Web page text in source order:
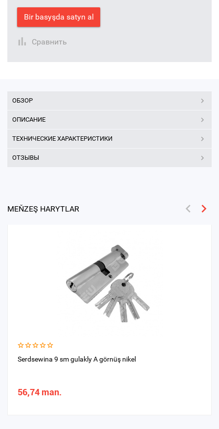
Bir basyşda satyn al
Сравнить
ОБЗОР
ОПИСАНИЕ
ТЕХНИЧЕСКИЕ ХАРАКТЕРИСТИКИ
ОТЗЫВЫ
MEŇZEŞ HARYTLAR
Serdsewina 9 sm gulakly A görnüş nikel
56,74 man.